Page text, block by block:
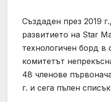
Създаден през 2019
развитието на Star
технологичен борд в
комитетът
48 членове
г. и сега пълен